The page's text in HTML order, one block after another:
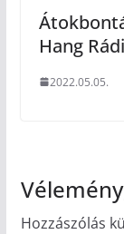
Hang
2022.05.05.
Hozzászólás